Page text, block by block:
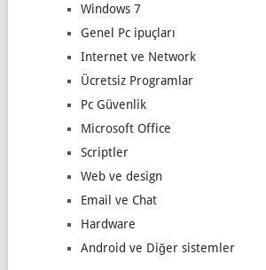
Windows 7
Genel Pc ipuçları
Internet ve Network
Ücretsiz Programlar
Pc Güvenlik
Microsoft Office
Scriptler
Web ve design
Email ve Chat
Hardware
Android ve Diğer sistemler